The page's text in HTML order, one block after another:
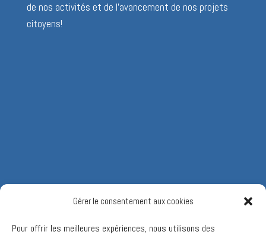
Gérer le consentement aux cookies
Pour offrir les meilleures expériences, nous utilisons des
de nos activités et de l’avancement de nos projets
citoyens!